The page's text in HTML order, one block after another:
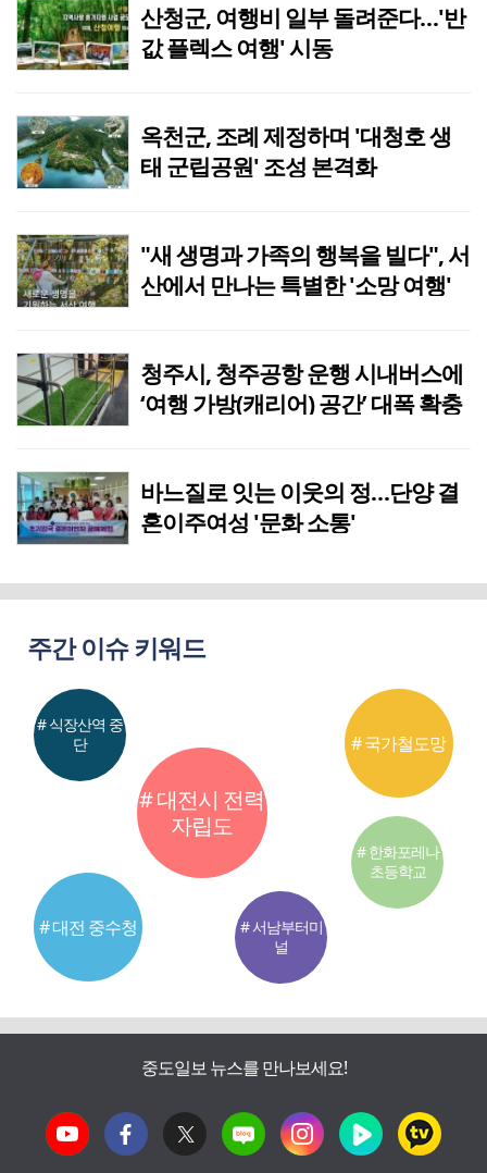
산청군, 여행비 일부 돌려준다…'반
값 플렉스 여행' 시동
옥천군, 조례 제정하며 '대청호 생
태 군립공원' 조성 본격화
"새 생명과 가족의 행복을 빌다", 서
산에서 만나는 특별한 '소망 여행'
청주시, 청주공항 운행 시내버스에
‘여행 가방(캐리어) 공간’ 대폭 확충
바느질로 잇는 이웃의 정…단양 결
혼이주여성 '문화 소통'
주간 이슈 키워드
# 대전시 전력
자립도
# 대전 중수청
# 국가철도망
# 식장산역 중
단
# 서남부터미
널
# 한화포레나
초등학교
중도일보 뉴스를 만나보세요!